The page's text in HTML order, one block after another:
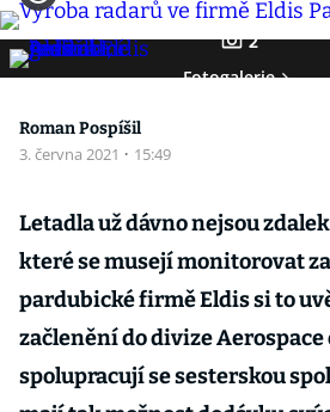
2
Fotogalerie
Roman Pospíšil
3. června 2021 · 15:49
Letadla už dávno nejsou
které se musejí monitorovat
pardubické firmě Eldis si to
začlenění do divize Aerospace
spolupracují se sesterskou